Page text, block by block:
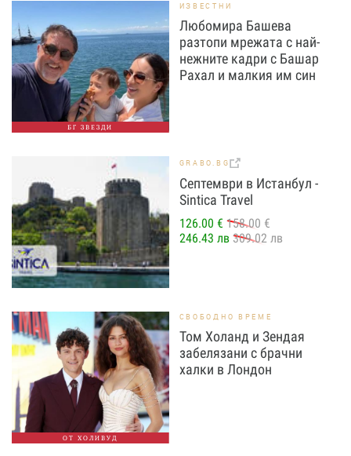
БГ ЗВЕЗДИ
ИЗВЕСТНИ
Любомира Башева
разтопи мрежата с най-
нежните кадри с Башар
Рахал и малкия им син
GRABO.BG
Септември в Истанбул -
Sintica Travel
126.00 € 158.00 €
246.43 лв 309.02 лв
ОТ ХОЛИВУД
СВОБОДНО ВРЕМЕ
Том Холанд и Зендая
забелязани с брачни
халки в Лондон